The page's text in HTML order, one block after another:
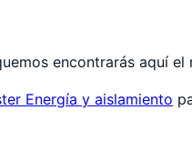
encontrarás aquí
Energía y aislamiento